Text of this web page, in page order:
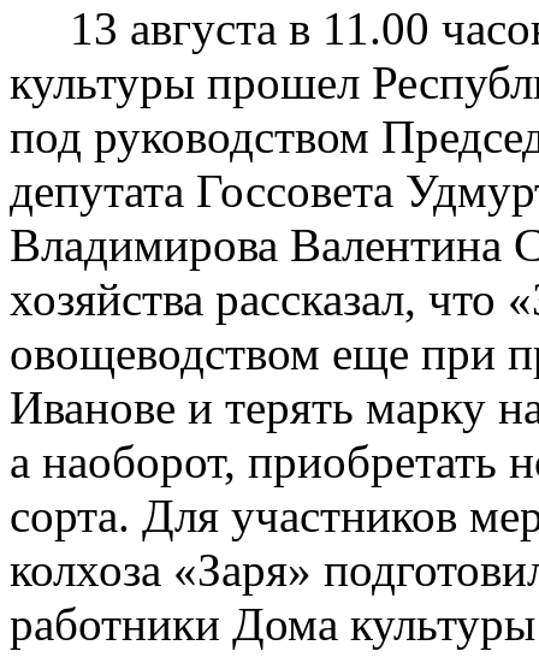
13 августа в 11.00
культуры прошел
под руководством
депутата Госсовета
Владимирова Валентина
хозяйства рассказал, что
овощеводством еще при
Иванове и терять марку
а наоборот, приобретать
сорта. Для участников
колхоза «Заря»
работники Дома